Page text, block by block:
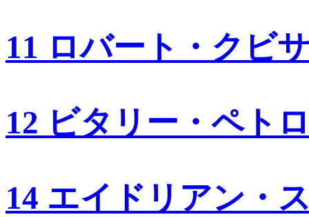
11 ロバート・クビ
12 ビタリー・ペト
14 エイドリアン・